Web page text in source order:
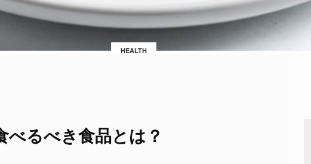
HEALTH
るべき食品とは？